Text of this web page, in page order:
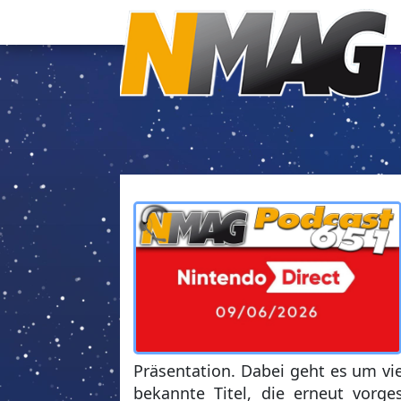
Präsentation. Dabei geht es um
bekannte Titel, die erneut